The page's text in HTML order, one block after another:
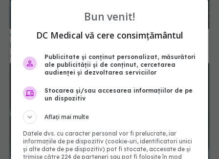
Cel mai puternic calmant de durere este, de fapt,
ineficient în multe cazuri
02 mar 2026, 12:10
Bun venit!
DC Medical vă cere consimțământul
Publicitate și conținut personalizat, măsurători
ale publicității și de conținut, cercetarea
audienței și dezvoltarea serviciilor
Stocarea și/sau accesarea informațiilor de pe
un dispozitiv
Aflați mai multe
Datele dvs. cu caracter personal vor fi prelucrate, iar
informațiile de pe dispozitiv (cookie-uri, identificatori unici
și alte date de pe dispozitiv) pot fi stocate, accesate de și
trimise către 224 de parteneri sau pot fi folosite în mod